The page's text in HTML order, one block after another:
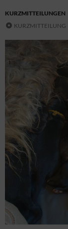
KURZMITTEILUNGEN
KURZMITTEILUNG